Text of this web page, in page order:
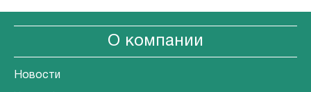
О компании
Новости